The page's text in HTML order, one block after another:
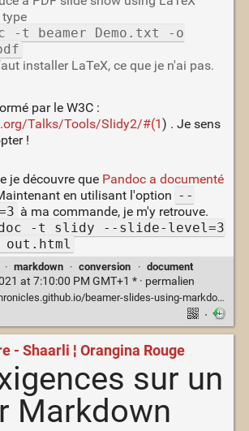
type
-t beamer Demo.txt -o
installer LaTeX, ce que je n'ai pas.
par le W3C :
Talks/Tools/Slidy2/#(1) . Je sens
!
je découvre que Pandoc a documenté
en utilisant l'option --
à ma commande, je m'y retrouve.
-t slidy --slide-level=3
· markdown · conversion · document
at 7:10:00 PM GMT+1 * · permalien
beamer-slides-using-markdown-and-pandoc
·
- Shaarli ¦ Orangina Rouge
sur un
Markdown